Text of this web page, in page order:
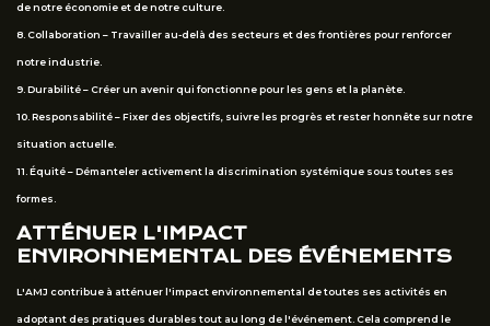
de notre économie et de notre culture.
8. Collaboration – Travailler au-delà des secteurs et des frontières pour renforcer
notre industrie.
9. Durabilité – Créer un avenir qui fonctionne pour les gens et la planète.
10. Responsabilité – Fixer des objectifs, suivre les progrès et rester honnête sur notre
situation actuelle.
11. Équité – Démanteler activement la discrimination systémique sous toutes ses
formes.
ATTÉNUER L'IMPACT
ENVIRONNEMENTAL DES ÉVÉNEMENTS
L'AMJ contribue à atténuer l'impact environnemental de toutes ses activités en
adoptant des pratiques durables tout au long de l'événement. Cela comprend le